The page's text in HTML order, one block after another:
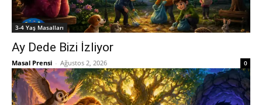
3-4 Yaş Masalları
Ay Dede Bizi İzliyor
Masal Prensi - Ağustos 2, 2026 0